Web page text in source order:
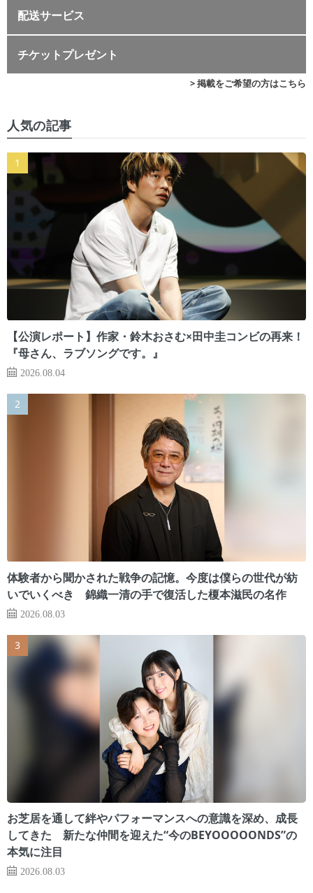
配送サービス
チケットプレゼント
> 掲載をご希望の方はこちら
人気の記事
【公演レポート】作家・鈴木おさむ×田中圭コンビの再来！
『母さん、ラブソングです。』
2026.08.04
体験者から聞かされた戦争の記憶。今度は僕らの世代が紡
いでいくべき 錦織一清の手で復活した榎本滋民の名作
2026.08.03
お芝居を通して絆やパフォーマンスへの意識を深め、成長
してきた 新たな仲間を迎えた“今のBEYOOOOONDS”の
本気に注目
2026.08.03